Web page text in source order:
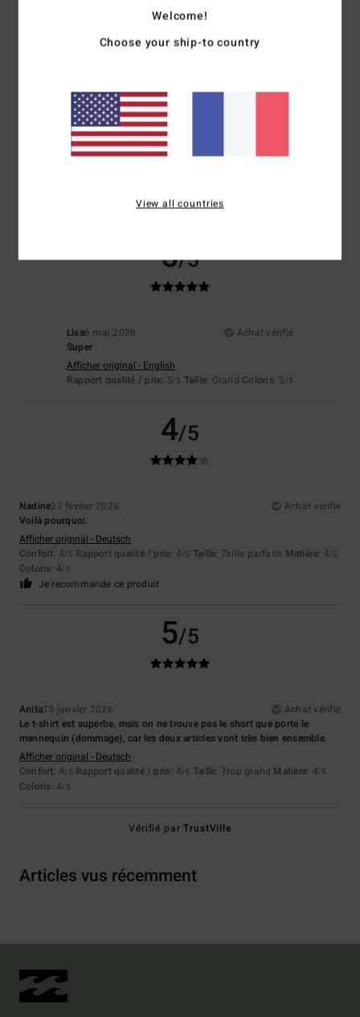
Rapport qualité / prix
Trop petit Trop grand
4.0
Coloris
5/5
Lisa6 mai 2026
Achat vérifié
Super
Afficher original - English
Rapport qualité / prix: 5/5 Taille: Grand Coloris: 5 /5
4/5
Nadine27 février 2026
Achat vérifié
Voilà pourquoi.
Afficher original - Deutsch
Confort: 4/5 Rapport qualité / prix: 4/5 Taille: Taille parfaite Matière: 4/5
Coloris: 4/5
Je recommande ce produit
5/5
Anita15 janvier 2026
Achat vérifié
Le t-shirt est superbe, mais on ne trouve pas le short que porte le
mannequin (dommage), car les deux articles vont très bien ensemble.
Afficher original - Deutsch
Confort: 4/5 Rapport qualité / prix: 4/5 Taille: Trop grand Matière: 4/5
Coloris: 4/5
Vérifié parTrustVille
Articles vus récemment
Welcome!
Choose your ship-to country
View all countries